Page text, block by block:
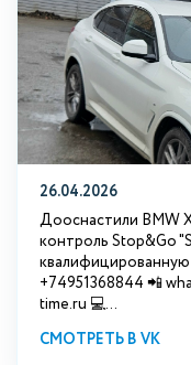
26.04.2026
Дооснастили BMW
контроль Stop&Go
+74951368844 📲
time.ru 💻...
СМОТРЕТЬ В VK